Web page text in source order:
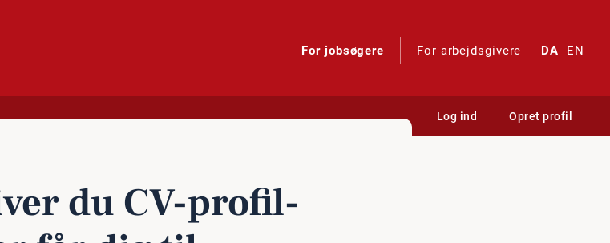
For jobsøgere For arbejdsgivere DA EN
Log ind Opret profil
du CV-pro­fil­